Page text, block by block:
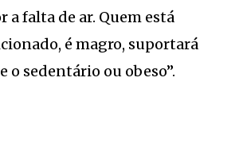
a falta de ar. Quem está
é magro, suportará
o sedentário ou obeso”.